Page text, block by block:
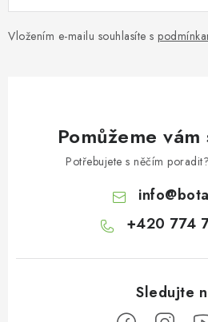
Vložením e-mailu souhlasíte s
Pomůžeme
Potřebujete s něčím
info@
+420 774